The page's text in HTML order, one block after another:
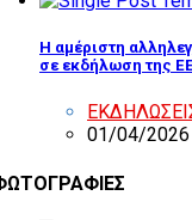
Η αμέριστη
σε εκδήλωση της
01/04/2026